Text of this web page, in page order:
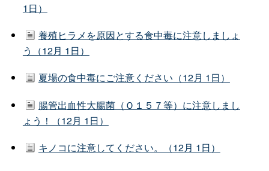
1日）
養殖ヒラメを原因とする食中毒に注意しましょ
う（12月 1日）
夏場の食中毒にご注意ください（12月 1日）
腸管出血性大腸菌（Ｏ１５７等）に注意しまし
ょう！（12月 1日）
キノコに注意してください。（12月 1日）